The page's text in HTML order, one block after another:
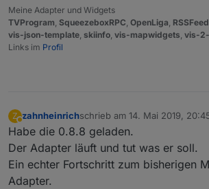
Meine Adapter und Widgets
TVProgram SqueezeboxRPC OpenLiga RSSFeed
vis-json-template skiinfo vis-mapwidgets vis-
Links im Profil
Z
Abwesend
zahnheinrichschrieb am 14. Mai 2019,
zuletzt editiert von
Habe die 0.8.8 geladen.
Der Adapter läuft und tut was er soll.
Ein echter Fortschritt zum bisherigen
Adapter.